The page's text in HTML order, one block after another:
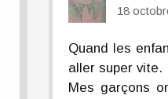
18
Quand les
aller super vite.
Mes garçons